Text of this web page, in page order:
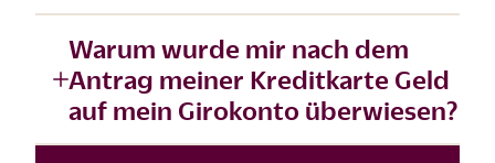
Warum wurde mir nach dem
Antrag meiner Kreditkarte Geld
auf mein Girokonto überwiesen?